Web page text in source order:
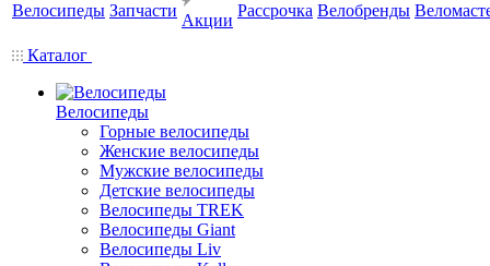
Велосипеды Запчасти
Акции
Рассрочка Велобренды
Каталог
Велосипеды
Горные велосипеды
Женские велосипеды
Мужские велосипеды
Детские велосипеды
Велосипеды TREK
Велосипеды Giant
Велосипеды Liv